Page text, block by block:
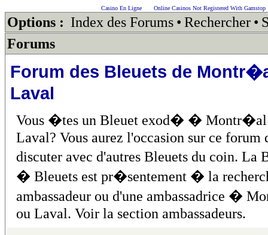
Casino En Ligne Online Casinos Not Registered With Gamstop
Options : Index des Forums • Rechercher •
Forums
Forum des Bleuets de
Laval
Vous �tes un Bleuet exod� � Montr�al
Laval? Vous aurez l'occasion sur ce forum
discuter avec d'autres Bleuets du coin. La
� Bleuets est pr�sentement � la
ambassadeur ou d'une ambassadrice �
ou Laval. Voir la section ambassadeurs.